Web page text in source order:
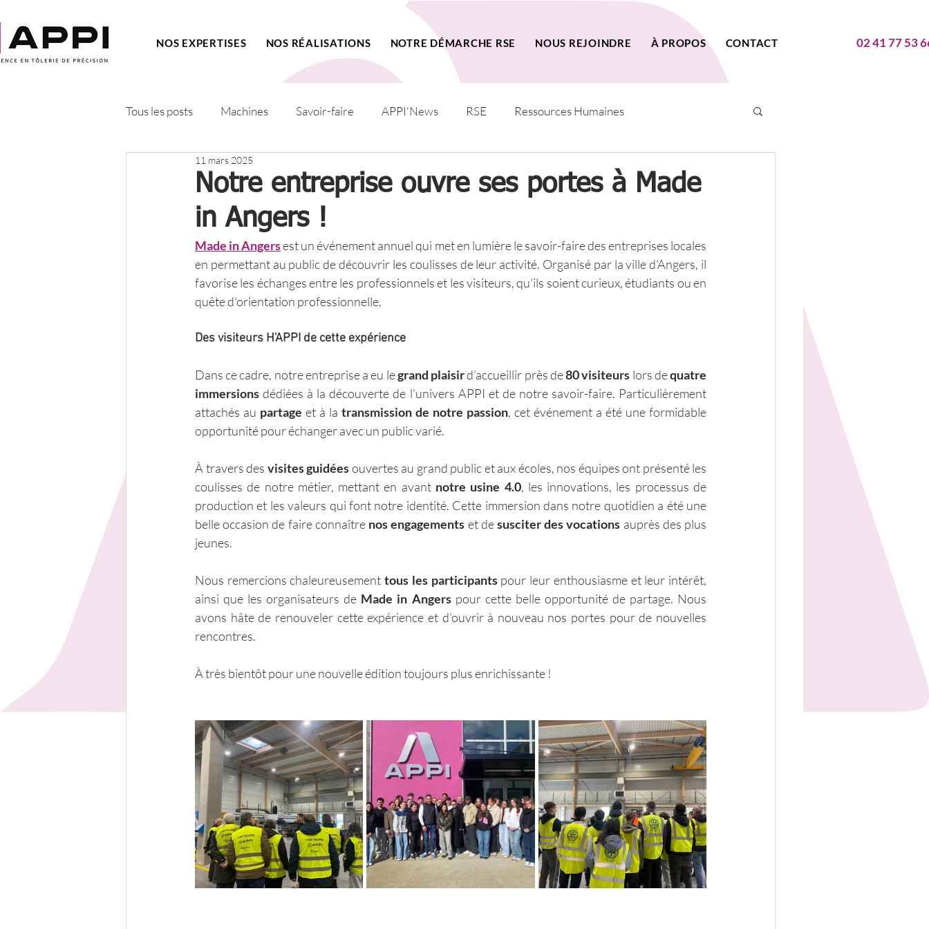
NOS EXPERTISES NOS RÉALISATIONS NOTRE DÉMARCHE RSE NOUS REJOINDRE À PROPOS CONTACT 02 41 77 53
Tous les posts Machines Savoir-faire APPI'News RSE Ressources Humaines
Notre entreprise ouvre ses portes à Made
in Angers !
11 mars 2025
Made in Angers est un événement annuel qui met en lumière le savoir-faire des entreprises locales
en permettant au public de découvrir les coulisses de leur activité. Organisé par la ville d'Angers, il
favorise les échanges entre les professionnels et les visiteurs, qu'ils soient curieux, étudiants ou en
quête d'orientation professionnelle.
Des visiteurs H'APPI de cette expérience
Dans ce cadre, notre entreprise a eu le grand plaisir d’accueillir près de 80 visiteurs lors de quatre
immersions dédiées à la découverte de l'univers APPI et de notre savoir-faire. Particulièrement
attachés au partage et à la transmission de notre passion, cet événement a été une formidable
opportunité pour échanger avec un public varié.
À travers des visites guidées ouvertes au grand public et aux écoles, nos équipes ont présenté les
coulisses de notre métier, mettant en avant notre usine 4.0, les innovations, les processus de
production et les valeurs qui font notre identité. Cette immersion dans notre quotidien a été une
belle occasion de faire connaître nos engagements et de susciter des vocations auprès des plus
jeunes.
Nous remercions chaleureusement tous les participants pour leur enthousiasme et leur intérêt,
ainsi que les organisateurs de Made in Angers pour cette belle opportunité de partage. Nous
avons hâte de renouveler cette expérience et d’ouvrir à nouveau nos portes pour de nouvelles
rencontres.
À très bientôt pour une nouvelle édition toujours plus enrichissante !